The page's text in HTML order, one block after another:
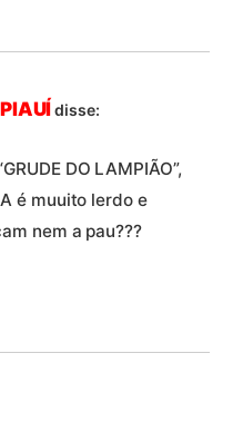
disse:
DO LAMPIÃO”,
é muuito lerdo e
nem a pau???